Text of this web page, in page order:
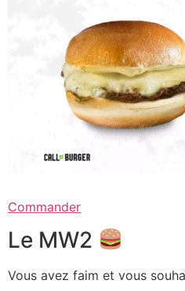
Commander
Le MW2
Vous avez faim et vous